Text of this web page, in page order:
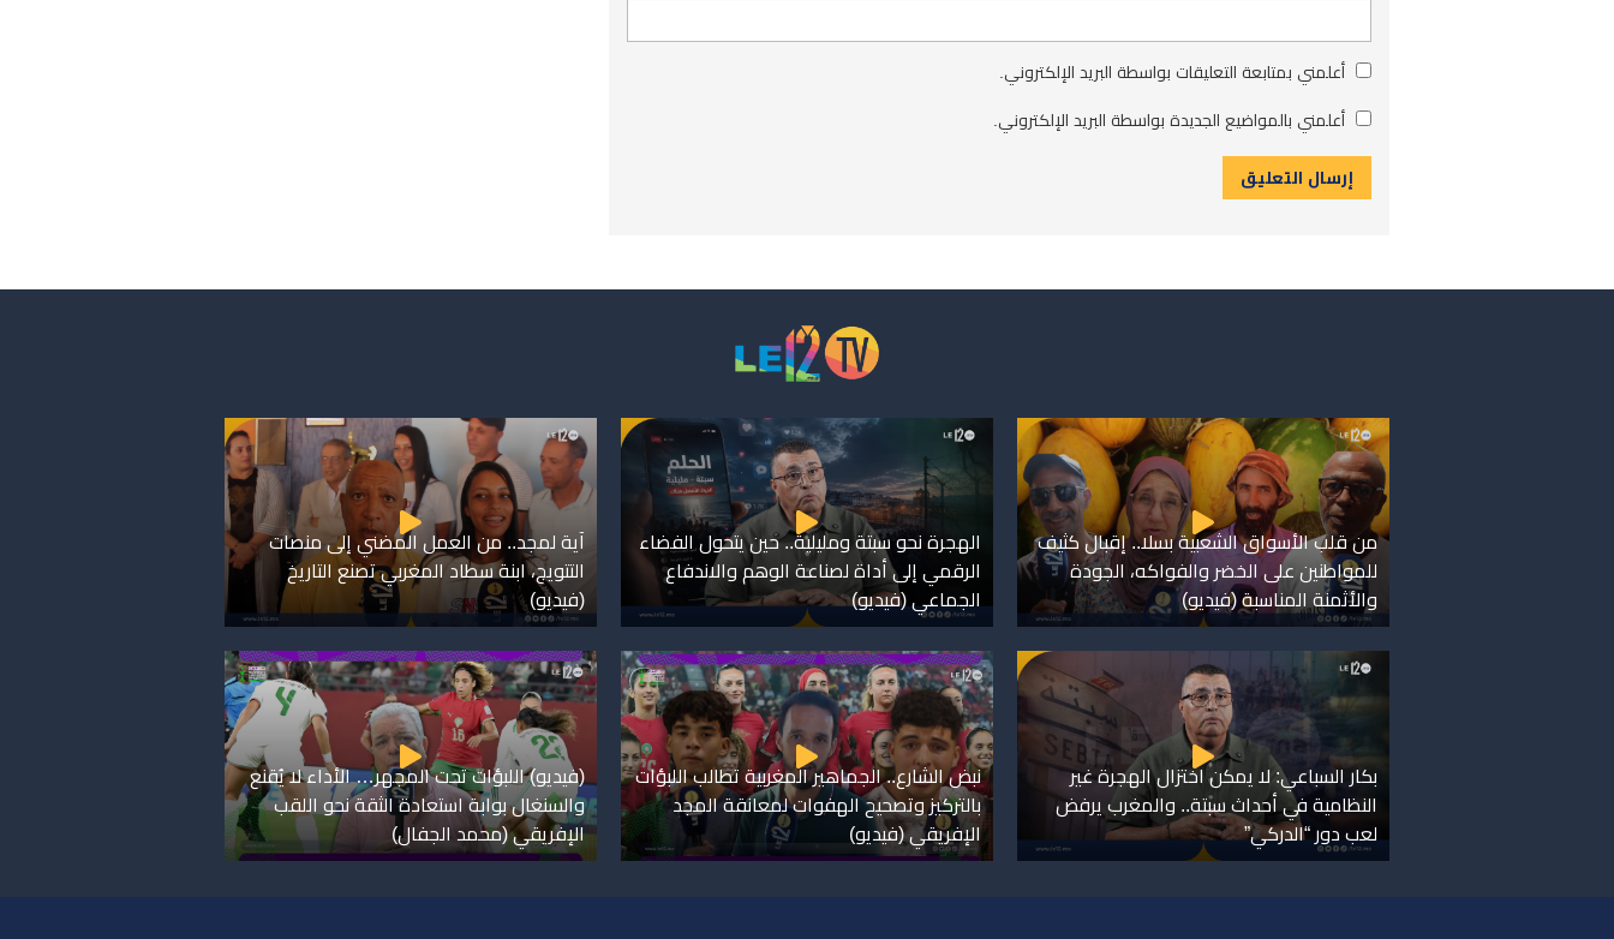
أعلمني بمتابعة التعليقات بواسطة البريد الإلكتروني.
أعلمني بالمواضيع الجديدة بواسطة البريد الإلكتروني.
من قلب الأسواق الشعبية بسلا.. إقبال كثيف
للمواطنين على الخضر والفواكه، الجودة
والأثمنة المناسبة (فيديو)
الهجرة نحو سبتة ومليلية.. حين يتحول الفضاء
الرقمي إلى أداة لصناعة الوهم والاندفاع
الجماعي (فيديو)
آية لمجد.. من العمل المضني إلى منصات
التتويج، ابنة سطاد المغربي تصنع التاريخ
(فيديو)
بكار السباعي: لا يمكن اختزال الهجرة غير
النظامية في أحداث سبتة.. والمغرب يرفض
لعب دور “الدركي”
نبض الشارع.. الجماهير المغربية تطالب اللبؤات
بالتركيز وتصحيح الهفوات لمعانقة المجد
الإفريقي (فيديو)
(فيديو) اللبؤات تحت المجهر… الأداء لا يُقنع
والسنغال بوابة استعادة الثقة نحو اللقب
الإفريقي (محمد الجفال)